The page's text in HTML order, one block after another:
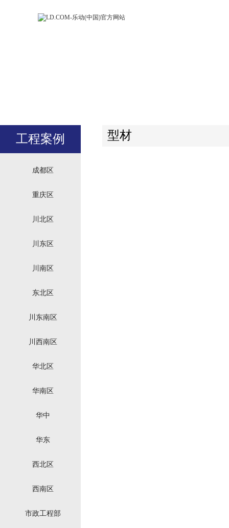
工程案例
成都区
重庆区
川北区
川东区
川南区
东北区
川东南区
川西南区
华北区
华南区
华中
华东
西北区
西南区
市政工程部
型材